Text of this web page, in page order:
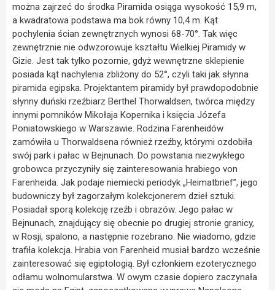
można zajrzeć do środka Piramida osiąga wysokość 15,9 m,
a kwadratowa podstawa ma bok równy 10,4 m. Kąt
pochylenia ścian zewnętrznych wynosi 68-70°. Tak więc
zewnętrznie nie odwzorowuje kształtu Wielkiej Piramidy w
Gizie. Jest tak tylko pozornie, gdyż wewnętrzne sklepienie
posiada kąt nachylenia zbliżony do 52°, czyli taki jak słynna
piramida egipska. Projektantem piramidy był prawdopodobnie
słynny duński rzeźbiarz Berthel Thorwaldsen, twórca między
innymi pomników Mikołaja Kopernika i księcia Józefa
Poniatowskiego w Warszawie. Rodzina Farenheidów
zamówiła u Thorwaldsena również rzeźby, którymi ozdobiła
swój park i pałac w Bejnunach. Do powstania niezwykłego
grobowca przyczyniły się zainteresowania hrabiego von
Farenheida. Jak podaje niemiecki periodyk „Heimatbrief”, jego
budowniczy był zagorzałym kolekcjonerem dzieł sztuki.
Posiadał sporą kolekcję rzeźb i obrazów. Jego pałac w
Bejnunach, znajdujący się obecnie po drugiej stronie granicy,
w Rosji, spalono, a następnie rozebrano. Nie wiadomo, gdzie
trafiła kolekcja. Hrabia von Farenheid musiał bardzo wcześnie
zainteresować się egiptologią. Był członkiem ezoterycznego
odłamu wolnomularstwa. W owym czasie dopiero zaczynała